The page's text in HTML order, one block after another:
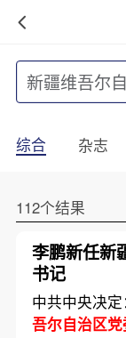
综合 杂志
112个结果
李鹏新任新
书记
中共中央决
吾尔自治区